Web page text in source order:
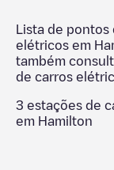
Lista de
elétricos em
também
de carros
3 estações de
em Hamilton